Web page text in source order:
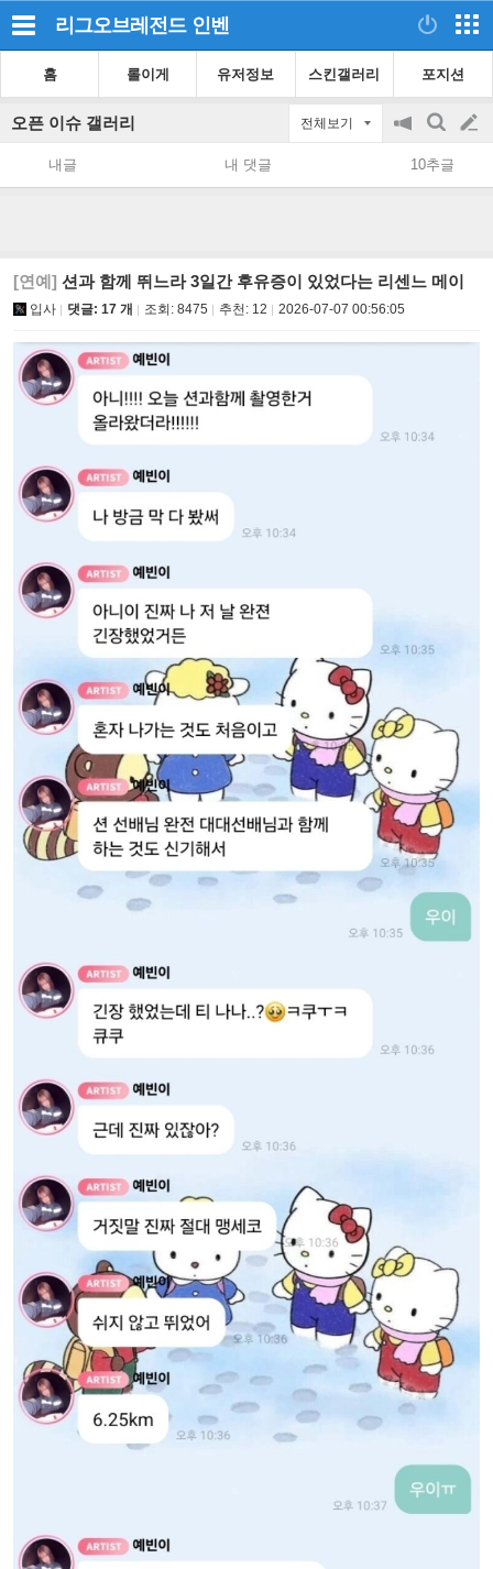
리그오브레전드 인벤
홈 롤이게 유저정보 스킨갤러리 포지션
오픈 이슈 갤러리 전체보기
공
지
on/off
검
색
글
쓰
내글 내 댓글 10추글
[연예] 션과 함께 뛰느라 3일간 후유증이 있었다는 리센느 메이
입사 댓글: 17 개 조회: 8475 추천: 12 2026-07-07 00:56:05